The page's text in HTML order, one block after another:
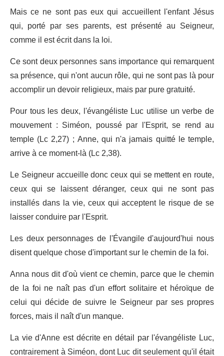
Mais ce ne sont pas eux qui accueillent l'enfant Jésus
qui, porté par ses parents, est présenté au Seigneur,
comme il est écrit dans la loi.
Ce sont deux personnes sans importance qui remarquent
sa présence, qui n'ont aucun rôle, qui ne sont pas là pour
accomplir un devoir religieux, mais par pure gratuité.
Pour tous les deux, l'évangéliste Luc utilise un verbe de
mouvement : Siméon, poussé par l'Esprit, se rend au
temple (Lc 2,27) ; Anne, qui n'a jamais quitté le temple,
arrive à ce moment-là (Lc 2,38).
Le Seigneur accueille donc ceux qui se mettent en route,
ceux qui se laissent déranger, ceux qui ne sont pas
installés dans la vie, ceux qui acceptent le risque de se
laisser conduire par l'Esprit.
Les deux personnages de l'Évangile d'aujourd'hui nous
disent quelque chose d'important sur le chemin de la foi.
Anna nous dit d'où vient ce chemin, parce que le chemin
de la foi ne naît pas d'un effort solitaire et héroïque de
celui qui décide de suivre le Seigneur par ses propres
forces, mais il naît d'un manque.
La vie d'Anne est décrite en détail par l'évangéliste Luc,
contrairement à Siméon, dont Luc dit seulement qu'il était